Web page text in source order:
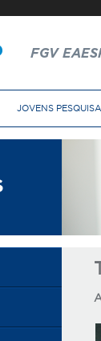
FGV
JOVENS